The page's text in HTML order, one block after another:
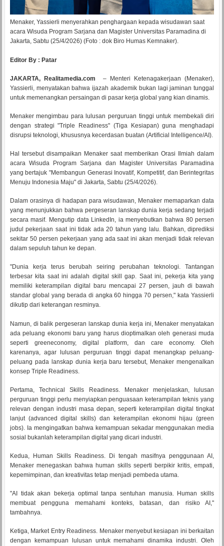
Menaker, Yassierli menyerahkan penghargaan kepada wisudawan saat
acara Wisuda Program Sarjana dan Magister Universitas Paramadina di
Jakarta, Sabtu (25/4/2026) (Foto : dok Biro Humas Kemnaker).
Editor By : Patar
JAKARTA, Realitamedia.com – Menteri Ketenagakerjaan (Menaker),
Yassierli, menyatakan bahwa ijazah akademik bukan lagi jaminan tunggal
untuk memenangkan persaingan di pasar kerja global yang kian dinamis.
Menaker mengimbau para lulusan perguruan tinggi untuk membekali diri
dengan strategi "Triple Readiness" (Tiga Kesiapan) guna menghadapi
disrupsi teknologi, khususnya kecerdasan buatan (Artificial Intelligence/AI).
Hal tersebut disampaikan Menaker saat memberikan Orasi Ilmiah dalam
acara Wisuda Program Sarjana dan Magister Universitas Paramadina
yang bertajuk "Membangun Generasi Inovatif, Kompetitif, dan Berintegritas
Menuju Indonesia Maju" di Jakarta, Sabtu (25/4/2026).
Dalam orasinya di hadapan para wisudawan, Menaker memaparkan data
yang menunjukkan bahwa pergeseran lanskap dunia kerja sedang terjadi
secara masif. Mengutip data LinkedIn, ia menyebutkan bahwa 80 persen
judul pekerjaan saat ini tidak ada 20 tahun yang lalu. Bahkan, diprediksi
sekitar 50 persen pekerjaan yang ada saat ini akan menjadi tidak relevan
dalam sepuluh tahun ke depan.
"Dunia kerja terus berubah seiring perubahan teknologi. Tantangan
terbesar kita saat ini adalah digital skill gap. Saat ini, pekerja kita yang
memiliki keterampilan digital baru mencapai 27 persen, jauh di bawah
standar global yang berada di angka 60 hingga 70 persen," kata Yassierli
dikutip dari keterangan resminya.
Namun, di balik pergeseran lanskap dunia kerja ini, Menaker menyatakan
ada peluang ekonomi baru yang harus dioptimalkan oleh generasi muda
seperti greeneconomy, digital platform, dan care economy. Oleh
karenanya, agar lulusan perguruan tinggi dapat menangkap peluang-
peluang pada lanskap dunia kerja baru tersebut, Menaker mengenalkan
konsep Triple Readiness.
Pertama, Technical Skills Readiness. Menaker menjelaskan, lulusan
perguruan tinggi perlu menyiapkan penguasaan keterampilan teknis yang
relevan dengan industri masa depan, seperti keterampilan digital tingkat
lanjut (advanced digital skills) dan keterampilan ekonomi hijau (green
jobs). Ia mengingatkan bahwa kemampuan sekadar menggunakan media
sosial bukanlah keterampilan digital yang dicari industri.
Kedua, Human Skills Readiness. Di tengah masifnya penggunaan AI,
Menaker menegaskan bahwa human skills seperti berpikir kritis, empati,
kepemimpinan, dan kreativitas tetap menjadi pembeda utama.
"AI tidak akan bekerja optimal tanpa sentuhan manusia. Human skills
membuat pengguna memahami konteks, batasan, dan risiko AI,"
tambahnya.
Ketiga, Market Entry Readiness. Menaker menyebut kesiapan ini berkaitan
dengan kemampuan lulusan untuk memahami dinamika industri. Oleh